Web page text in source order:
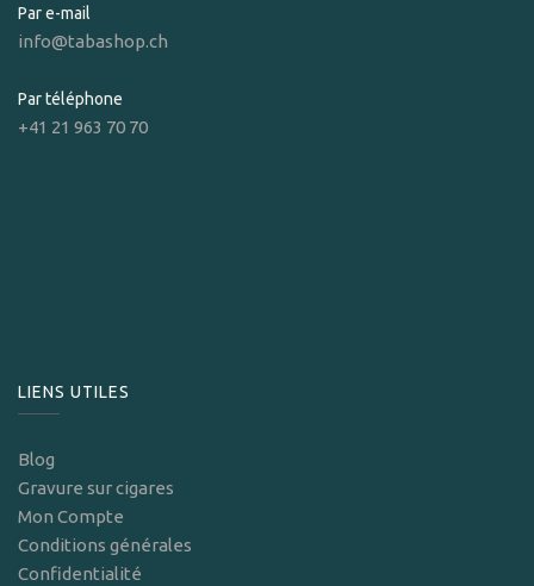
Par e-mail
info@tabashop.ch
Par téléphone
+41 21 963 70 70
LIENS UTILES
Blog
Gravure sur cigares
Mon Compte
Conditions générales
Confidentialité